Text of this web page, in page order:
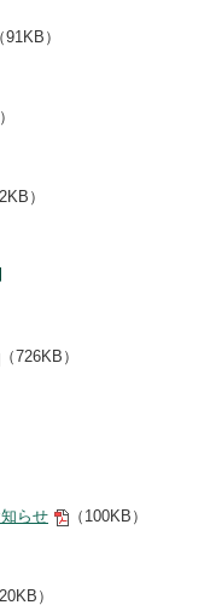
（91KB）
）
（726KB）
らせ
（100KB）
）